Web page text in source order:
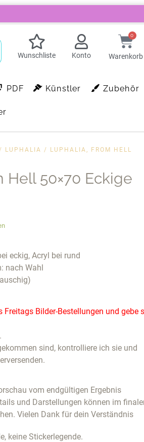
Wunschliste Konto
0
Warenkorb
PDF Künstler Zubehör
LUPHALIA / LUPHALIA, FROM HELL
Hell 50×70 Eckige
eckig, Acryl bei rund
nach Wahl
Bilder-Bestellungen und gebe
sind, kontrolliere ich sie und
vom endgültigen Ergebnis
und Darstellungen können im
Vielen Dank für dein Verständnis
keine Stickerlegende.